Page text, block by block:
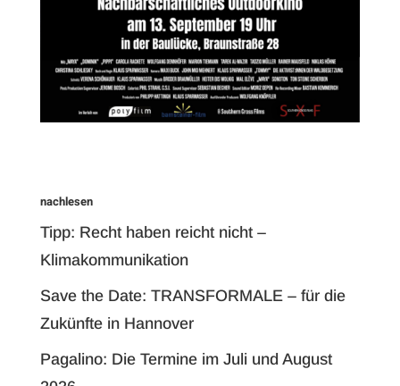
nachlesen
Tipp: Recht haben reicht nicht –
Klimakommunikation
Save the Date: TRANSFORMALE – für die
Zukünfte in Hannover
Pagalino: Die Termine im Juli und August